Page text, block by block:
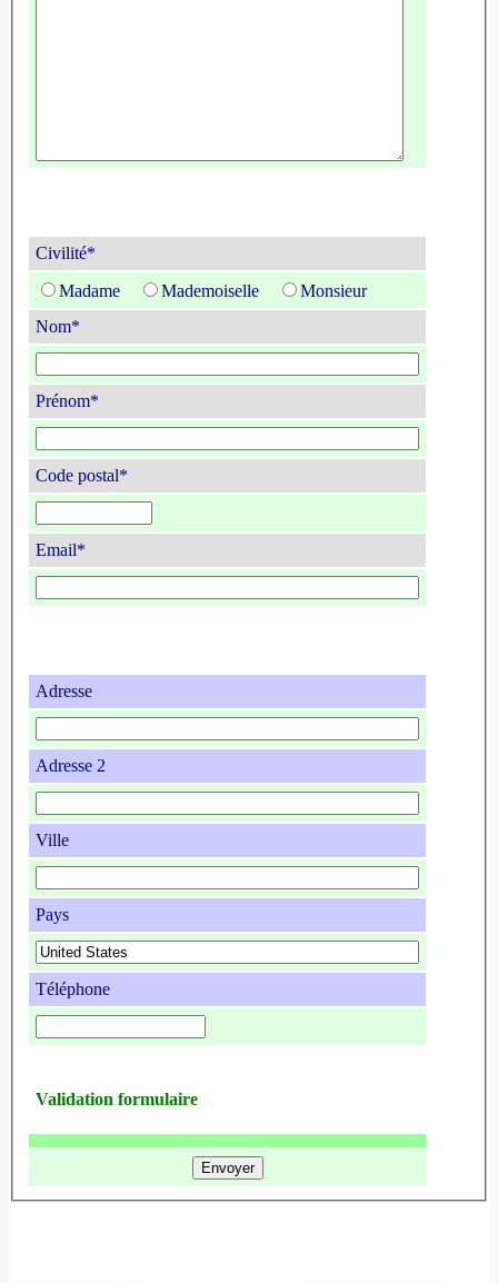
Civilité*
Madame
Mademoiselle
Monsieur
Nom*
Prénom*
Code postal*
Email*
Adresse
Adresse 2
Ville
Pays
Téléphone
Validation formulaire